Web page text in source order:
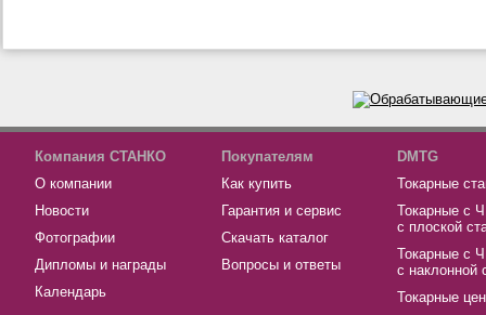
Компания СТАНКО
О компании
Новости
Фотографии
Дипломы и награды
Календарь
Покупателям
Как купить
Гарантия и сервис
Скачать каталог
Вопросы и ответы
DMTG
Токарные
Токарные с
с плоской
Токарные с
с наклонной
Токарные